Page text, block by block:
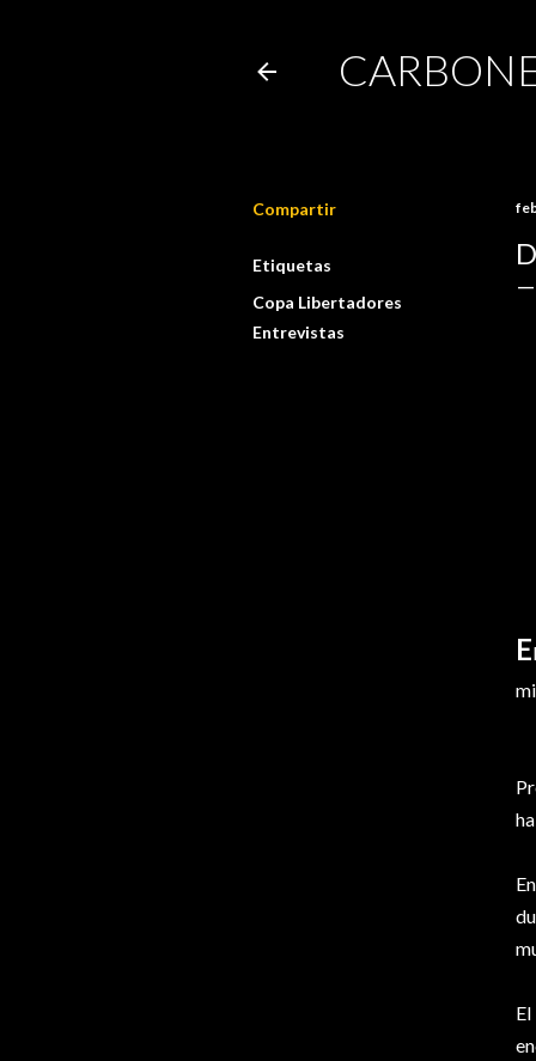
Compartir
Etiquetas
Copa Libertadores
Entrevistas
E